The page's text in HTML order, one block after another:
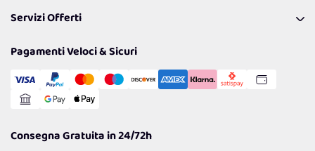
Politiche per la parità di genere
Resi
Spedizioni
Cookie Policy
Gestisci Cookie
Servizi Offerti
Reso Facile e Veloce
Pagamenti Veloci & Sicuri
Consegna Gratuita in 24/72h